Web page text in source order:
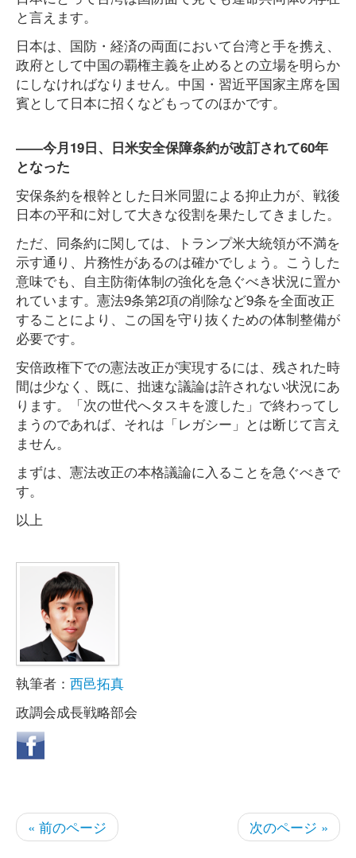
と言えます。
日本は、国防・経済の両面において台湾と手を携え、
政府として中国の覇権主義を止めるとの立場を明らか
にしなければなりません。中国・習近平国家主席を国
賓として日本に招くなどもってのほかです。
――今月19日、日米安全保障条約が改訂されて60年
となった
安保条約を根幹とした日米同盟による抑止力が、戦後
日本の平和に対して大きな役割を果たしてきました。
ただ、同条約に関しては、トランプ米大統領が不満を
示す通り、片務性があるのは確かでしょう。こうした
意味でも、自主防衛体制の強化を急ぐべき状況に置か
れています。憲法9条第2項の削除など9条を全面改正
することにより、この国を守り抜くための体制整備が
必要です。
安倍政権下での憲法改正が実現するには、残された時
間は少なく、既に、拙速な議論は許されない状況にあ
ります。「次の世代へタスキを渡した」で終わってし
まうのであれば、それは「レガシー」とは断じて言え
ません。
まずは、憲法改正の本格議論に入ることを急ぐべきで
す。
以上
執筆者： 西邑拓真
政調会成長戦略部会
« 前のページ 次のページ »